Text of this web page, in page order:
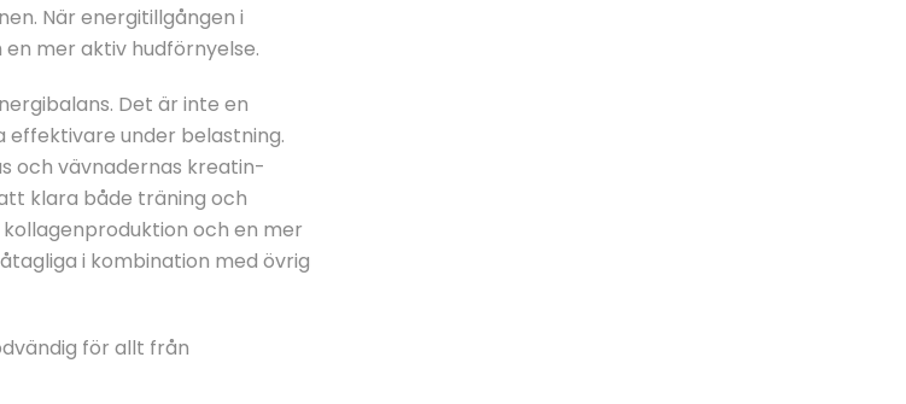
När energitillgången i
mer aktiv hudförnyelse.
Det är inte en
under belastning.
och vävnadernas kreatin-
klara både träning och
och en mer
i kombination med övrig
för allt från